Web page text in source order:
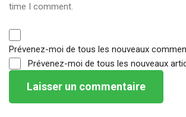
time I comment.
Prévenez-moi de tous les nouveaux
Prévenez-moi de tous les nouveaux